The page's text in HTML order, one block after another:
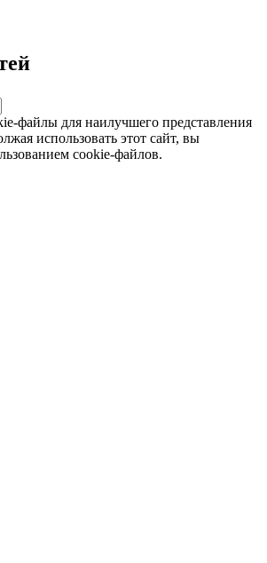
файлы для наилучшего представления
использовать этот сайт, вы
cookie-файлов.